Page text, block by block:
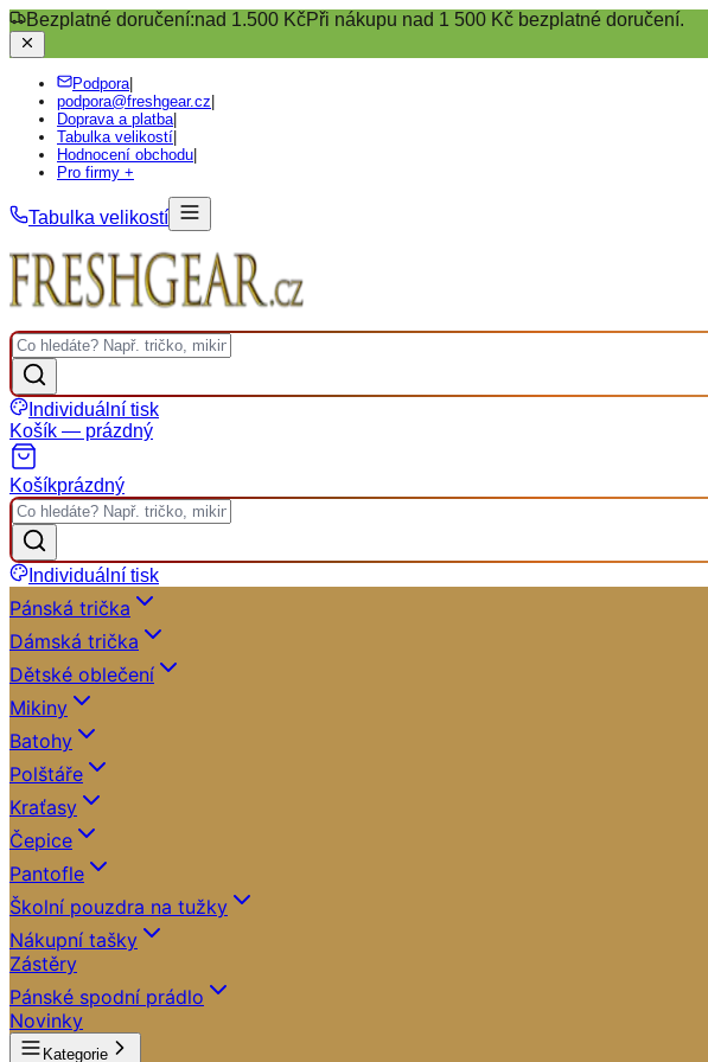
Bezplatné doručení:nad 1.500 KčPři nákupu nad 1 500 Kč bezplatné doručení.
Podpora|
podpora@freshgear.cz
Doprava a platba|
Tabulka velikostí
Hodnocení obchodu
Pro firmy +
Tabulka velikostí
Individuální tisk
Košík — prázdný
Košíkprázdný
Individuální tisk
Pánská trička
Dámská trička
Dětské oblečení
Mikiny
Batohy
Polštáře
Kraťasy
Čepice
Pantofle
Školní pouzdra na tužky
Nákupní tašky
Zástěry
Pánské spodní prádlo
Novinky
Kategorie